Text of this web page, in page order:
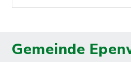
Gemeinde